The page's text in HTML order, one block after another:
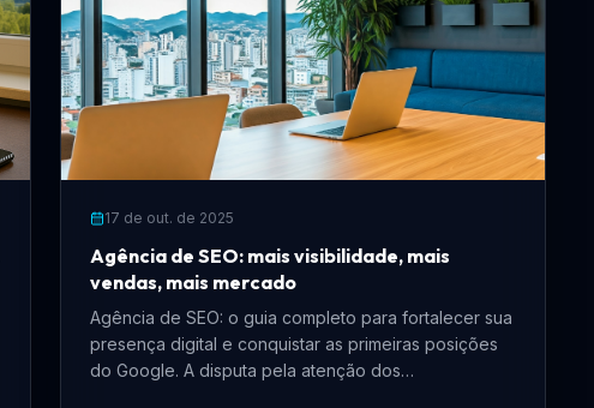
17 de out. de 2025
Agência de SEO: mais visibilidade, mais
vendas, mais mercado
Agência de SEO: o guia completo para fortalecer sua
presença digital e conquistar as primeiras posições
do Google. A disputa pela atenção dos